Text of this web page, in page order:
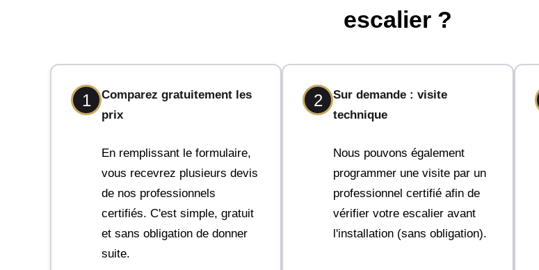
escalier ?
1
Comparez gratuitement les
prix
En remplissant le formulaire,
vous recevrez plusieurs devis
de nos professionnels
certifiés. C'est simple, gratuit
et sans obligation de donner
suite.
2
Sur demande : visite
technique
Nous pouvons également
programmer une visite par un
professionnel certifié afin de
vérifier votre escalier avant
l'installation (sans obligation).